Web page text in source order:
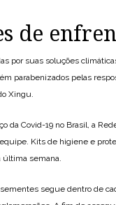
de
por suas soluções
parabenizados pelas
Xingu.
da Covid-19 no Brasil, a
Kits de higiene e
última semana.
segue dentro de